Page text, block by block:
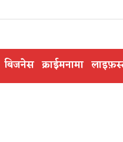
बिजनेस क्राईमनामा